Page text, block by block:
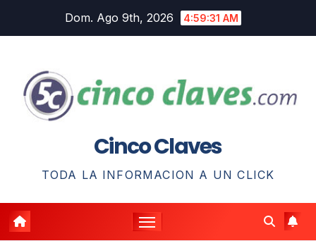
Dom. Ago 9th, 2026 4:59:33 AM
Cinco Claves
TODA LA INFORMACION A UN CLICK